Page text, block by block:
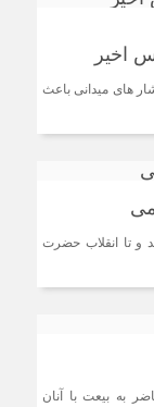
اخیر
های میدانی باعث
و تا انقلاب حضرت
به بیعت با آنان